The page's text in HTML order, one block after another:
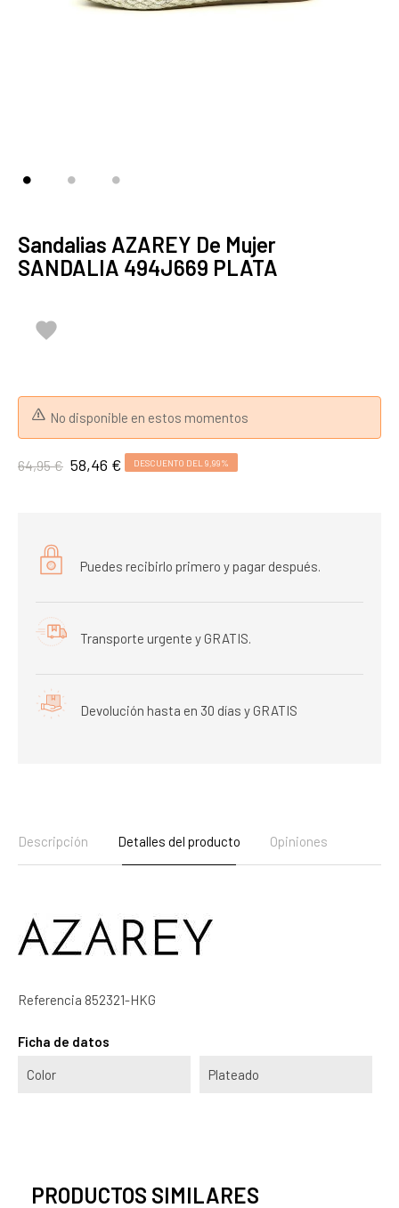
Sandalias AZAREY De Mujer
SANDALIA 494J669 PLATA

No disponible en estos momentos
64,95 € 58,46 € DESCUENTO DEL 9,99%
Puedes recibirlo primero y pagar después.
Transporte urgente y GRATIS.
Devolución hasta en 30 días y GRATIS
Descripción Detalles del producto Opiniones
Referencia 852321-HKG
Ficha de datos
Color Plateado
PRODUCTOS SIMILARES